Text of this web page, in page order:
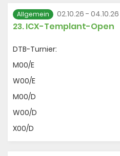
Allgemein 02.10.26 - 04.10.26
23. ICX-Templant-Open
DTB-Turnier:
M00/E
W00/E
M00/D
W00/D
X00/D